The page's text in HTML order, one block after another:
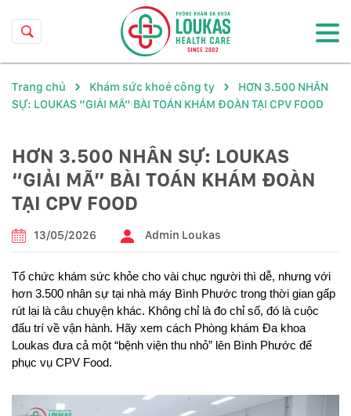
Trang chủ Khám sức khoẻ công ty
HƠN 3.500 NHÂN
SỰ: LOUKAS “GIẢI MÃ” BÀI TOÁN KHÁM ĐOÀN TẠI CPV FOOD
HƠN 3.500 NHÂN SỰ: LOUKAS
“GIẢI MÃ” BÀI TOÁN KHÁM ĐOÀN
TẠI CPV FOOD
13/05/2026 Admin Loukas
Tổ chức khám sức khỏe cho vài chục người thì dễ, nhưng với
hơn 3.500 nhân sự tại nhà máy Bình Phước trong thời gian gấp
rút lại là câu chuyện khác. Không chỉ là đo chỉ số, đó là cuộc
đấu trí về vận hành. Hãy xem cách Phòng khám Đa khoa
Loukas đưa cả một “bệnh viện thu nhỏ” lên Bình Phước để
phục vụ CPV Food.